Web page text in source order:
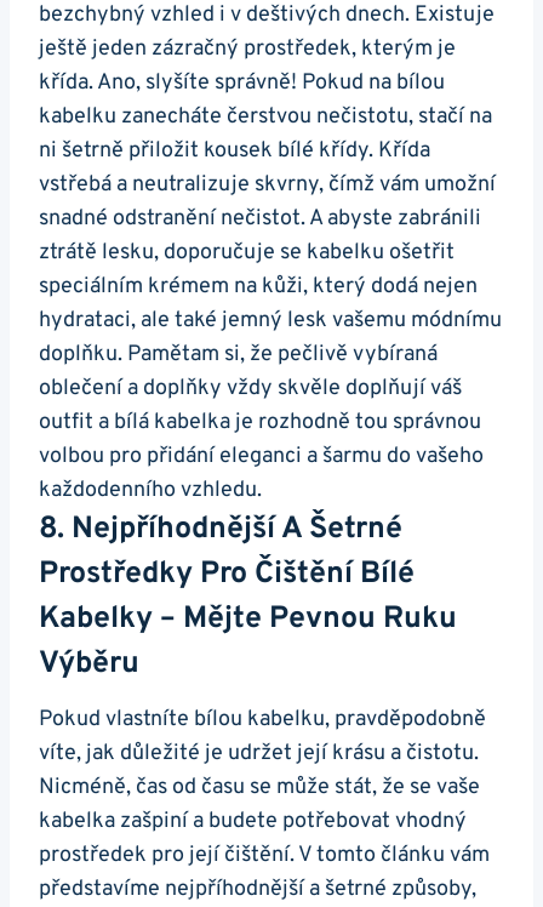
bezchybný vzhled i v ⁤deštivých⁤ dnech. Existuje
ještě⁣ jeden zázračný prostředek, kterým je
křída. Ano, slyšíte správně! Pokud na bílou
kabelku zanecháte čerstvou nečistotu, ‍stačí na
ni šetrně přiložit kousek bílé křídy. Křída
vstřebá a neutralizuje skvrny, čímž vám umožní
snadné ‍odstranění nečistot. ⁤A abyste zabránili
ztrátě lesku, doporučuje se kabelku ošetřit
speciálním krémem na kůži, který dodá nejen
hydrataci, ale také​ jemný ​lesk ⁣vašemu módnímu
doplňku. ‍Pamětam si,‌ že pečlivě ‌vybíraná
oblečení a doplňky vždy skvěle doplňují váš
outfit a bílá kabelka je rozhodně tou‍ správnou
volbou ​pro ⁢přidání eleganci a šarmu do vašeho
každodenního vzhledu.
8. ‌Nejpříhodnější A⁢ Šetrné
Prostředky Pro Čištění Bílé​
Kabelky – Mějte Pevnou Ruku
Výběru
Pokud vlastníte ‍bílou kabelku,⁢ pravděpodobně
víte, jak důležité je udržet její krásu a čistotu.
Nicméně, čas ⁣od času ⁤se ⁢může stát, že se vaše
kabelka zašpiní ‌a budete potřebovat vhodný
prostředek pro‍ její čištění. V tomto článku vám
představíme nejpříhodnější⁢ a šetrné způsoby,